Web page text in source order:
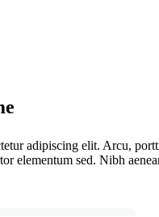
adipiscing elit. Arcu,
elementum sed. Nibh